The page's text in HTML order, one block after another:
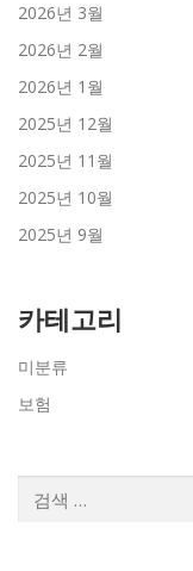
2026년 3월
2026년 2월
2026년 1월
2025년 12월
2025년 11월
2025년 10월
2025년 9월
카테고리
미분류
보험